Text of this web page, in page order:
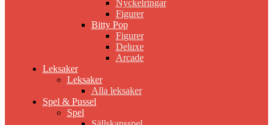
Nyckelringar
Figurer
Bitty Pop
Figurer
Deluxe
Arcade
Leksaker
Leksaker
Alla leksaker
Spel & Pussel
Spel